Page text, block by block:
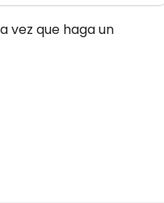
vez que haga un